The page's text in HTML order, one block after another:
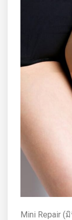
Mini Repair